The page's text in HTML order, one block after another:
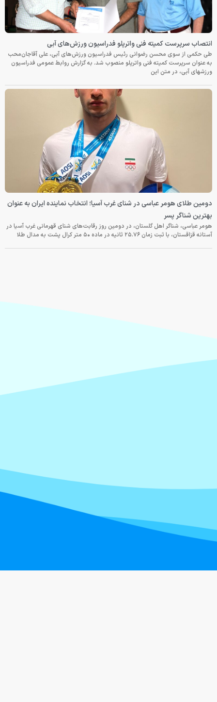
انتصاب سرپرست کمیته فنی واترپلو فدراسیون ورزش‌های آبی
طی حکمی از سوی محسن رضوانی رئیس فدراسیون ورزش‌های آبی، علی آقاجان‌محب
به عنوان سرپرست کمیته فنی واترپلو منصوب شد. به گزارش روابط عمومی فدراسیون
ورزشهای آبی، در متن این
دومین طلای هومر عباسی در شنای غرب آسیا؛ انتخاب نماینده ایران به عنوان
بهترین شناگر پسر
هومر عباسی، شناگر اهل گلستان، در دومین روز رقابت‌های شنای قهرمانی غرب آسیا در
آستانه قزاقستان، با ثبت زمان ۲۵.۷۶ ثانیه در ماده ۵۰ متر کرال پشت به مدال طلا